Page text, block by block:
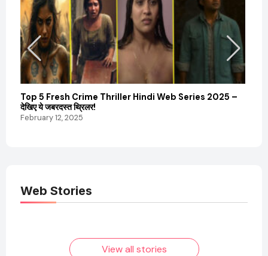
Top 5 Fresh Crime Thriller Hindi Web Series 2025 –
देखिए ये जबरदस्त थ्रिलर!
February 12, 2025
Web Stories
Elvish Yadav: एक
आम लड़के से यूट्यूबर
फिल्मों का जादू और उनका
View all stories